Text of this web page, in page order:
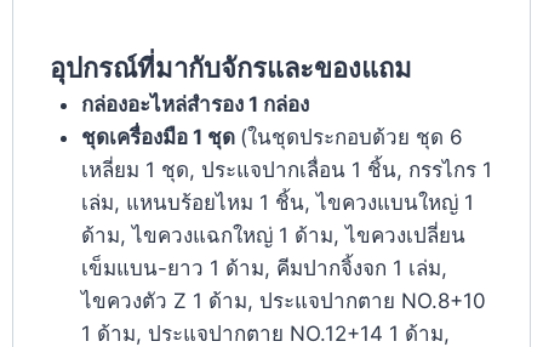
อุปกรณ์ที่มากับจักรและของแถม
กล่องอะไหล่สํารอง 1 กล่อง
ชุดเครื่องมือ 1 ชุด (ในชุดประกอบด้วย ชุด 6
เหลี่ยม 1 ชุด, ประแจปากเลื่อน 1 ชิ้น, กรรไกร 1
เล่ม, แหนบร้อยไหม 1 ชิ้น, ไขควงแบนใหญ่ 1
ด้าม, ไขควงแฉกใหญ่ 1 ด้าม, ไขควงเปลี่ยน
เข็มแบน-ยาว 1 ด้าม, คีมปากจิ้งจก 1 เล่ม,
ไขควงตัว Z 1 ด้าม, ประแจปากตาย NO.8+10
1 ด้าม, ประแจปากตาย NO.12+14 1 ด้าม,